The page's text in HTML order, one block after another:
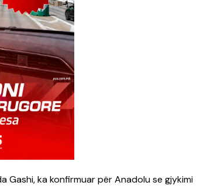
Gashi, ka konfirmuar për Anadolu se gjykimi